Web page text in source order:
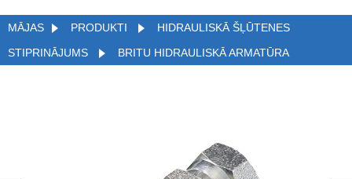
MĀJAS PRODUKTI
HIDRAULISKĀ ŠĻŪTENES
STIPRINĀJUMS
BRITU HIDRAULISKĀ ARMATŪRA